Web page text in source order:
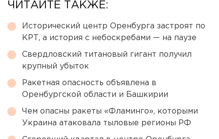
ЧИТАЙТЕ ТАКЖЕ:
Исторический центр Оренбурга застроят по
КРТ, а история с небоскребами — на паузе
Свердловский титановый гигант получил
крупный убыток
Ракетная опасность объявлена в
Оренбургской области и Башкирии
Чем опасны ракеты «Фламинго», которыми
Украина атаковала тыловые регионы РФ